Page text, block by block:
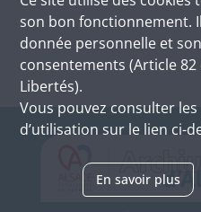
son bon fonctionnement.
donnée personnelle et
consentements (Article
Libertés).
Vous pouvez consulter
d’utilisation sur le lien ci-
En savoir plus